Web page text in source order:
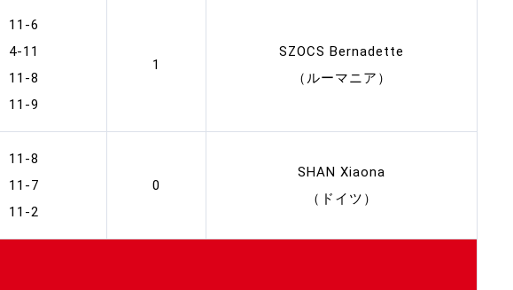
11-6
4-11
11-8
11-9
1
SZOCS Bernadette
（ルーマニア）
11-8
11-7
11-2
0
SHAN Xiaona
（ドイツ）